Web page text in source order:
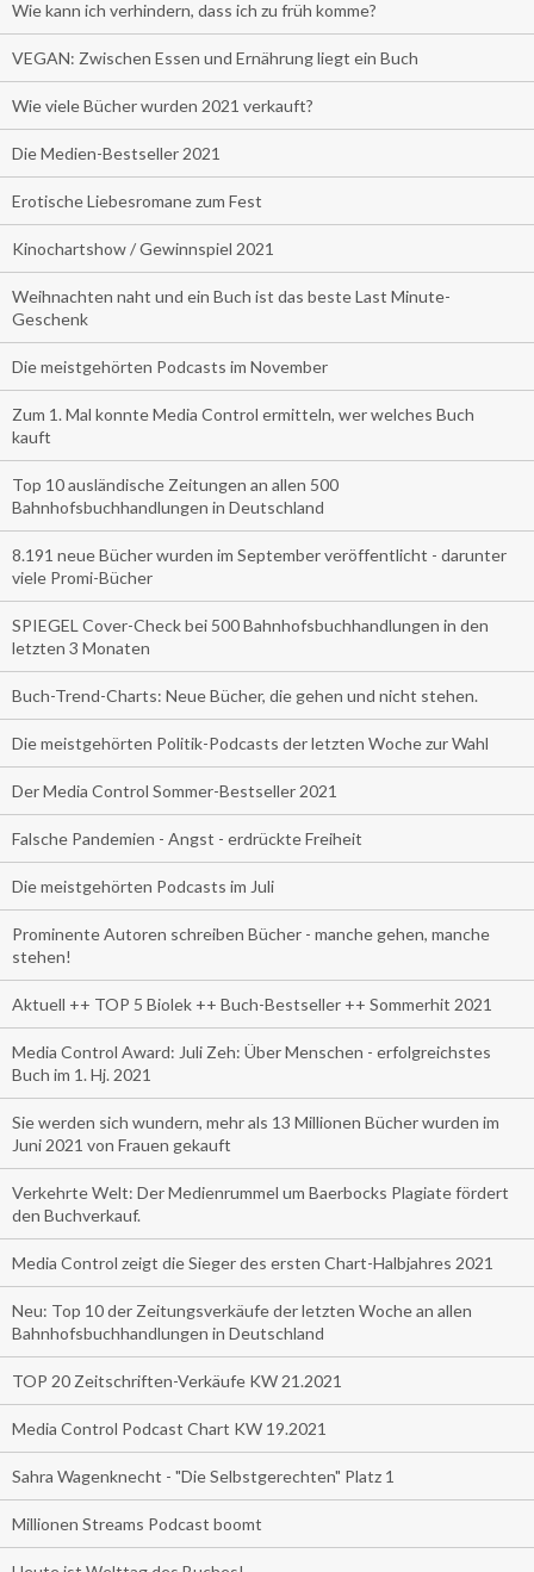
Wie kann ich verhindern, dass ich zu früh komme?
VEGAN: Zwischen Essen und Ernährung liegt ein Buch
Wie viele Bücher wurden 2021 verkauft?
Die Medien-Bestseller 2021
Erotische Liebesromane zum Fest
Kinochartshow / Gewinnspiel 2021
Weihnachten naht und ein Buch ist das beste Last Minute-
Geschenk
Die meistgehörten Podcasts im November
Zum 1. Mal konnte Media Control ermitteln, wer welches Buch
kauft
Top 10 ausländische Zeitungen an allen 500
Bahnhofsbuchhandlungen in Deutschland
8.191 neue Bücher wurden im September veröffentlicht - darunter
viele Promi-Bücher
SPIEGEL Cover-Check bei 500 Bahnhofsbuchhandlungen in den
letzten 3 Monaten
Buch-Trend-Charts: Neue Bücher, die gehen und nicht stehen.
Die meistgehörten Politik-Podcasts der letzten Woche zur Wahl
Der Media Control Sommer-Bestseller 2021
Falsche Pandemien - Angst - erdrückte Freiheit
Die meistgehörten Podcasts im Juli
Prominente Autoren schreiben Bücher - manche gehen, manche
stehen!
Aktuell ++ TOP 5 Biolek ++ Buch-Bestseller ++ Sommerhit 2021
Media Control Award: Juli Zeh: Über Menschen - erfolgreichstes
Buch im 1. Hj. 2021
Sie werden sich wundern, mehr als 13 Millionen Bücher wurden im
Juni 2021 von Frauen gekauft
Verkehrte Welt: Der Medienrummel um Baerbocks Plagiate fördert
den Buchverkauf.
Media Control zeigt die Sieger des ersten Chart-Halbjahres 2021
Neu: Top 10 der Zeitungsverkäufe der letzten Woche an allen
Bahnhofsbuchhandlungen in Deutschland
TOP 20 Zeitschriften-Verkäufe KW 21.2021
Media Control Podcast Chart KW 19.2021
Sahra Wagenknecht - "Die Selbstgerechten" Platz 1
Millionen Streams Podcast boomt